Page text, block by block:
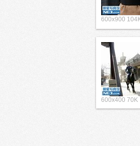
600x900
600x400 70K